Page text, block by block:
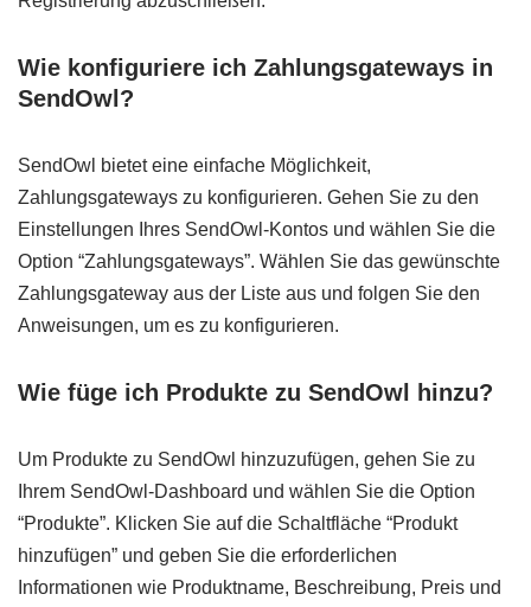
Wie konfiguriere ich Zahlungsgateways in
SendOwl?
SendOwl bietet eine einfache Möglichkeit,
Zahlungsgateways zu konfigurieren. Gehen Sie zu den
Einstellungen Ihres SendOwl-Kontos und wählen Sie die
Option “Zahlungsgateways”. Wählen Sie das gewünschte
Zahlungsgateway aus der Liste aus und folgen Sie den
Anweisungen, um es zu konfigurieren.
Wie füge ich Produkte zu SendOwl hinzu?
Um Produkte zu SendOwl hinzuzufügen, gehen Sie zu
Ihrem SendOwl-Dashboard und wählen Sie die Option
“Produkte”. Klicken Sie auf die Schaltfläche “Produkt
hinzufügen” und geben Sie die erforderlichen
Informationen wie Produktname, Beschreibung, Preis und